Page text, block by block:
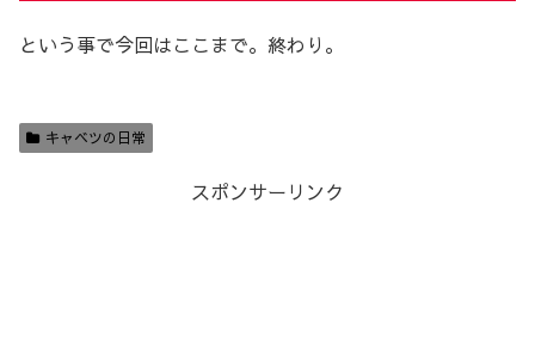
という事で今回はここまで。終わり。
キャベツの日常
スポンサーリンク